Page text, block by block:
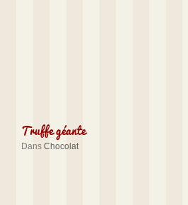
Truffe géante
Dans Chocolat